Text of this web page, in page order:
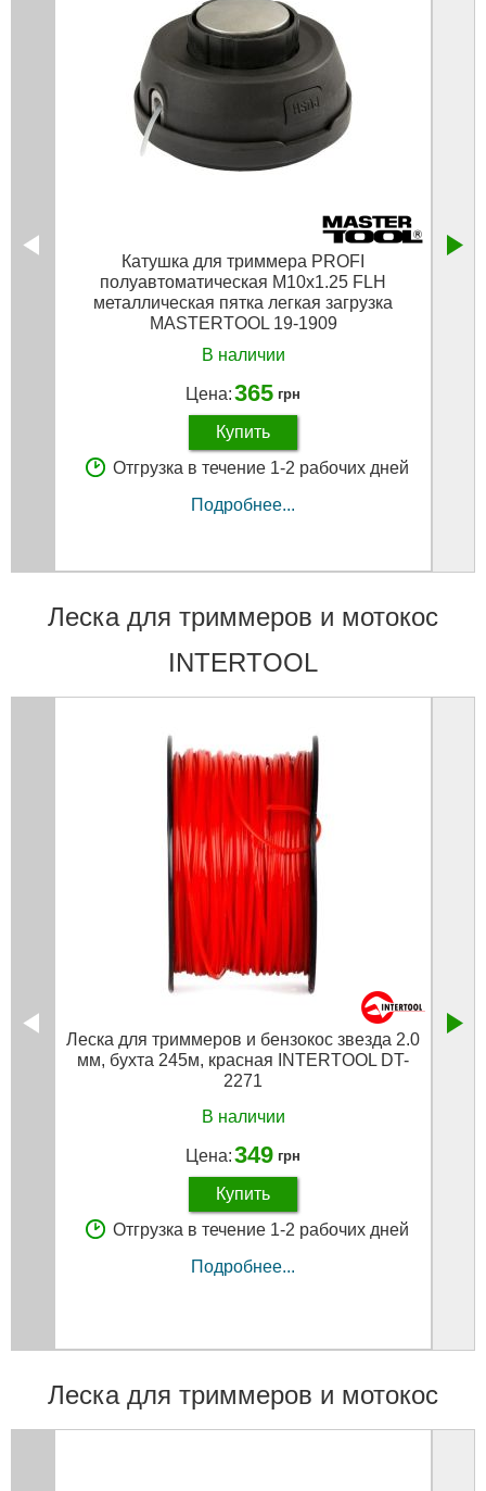
Катушка для триммера PROFI
полуавтоматическая M10х1.25 FLH
металлическая пятка легкая загрузка
MASTERTOOL 19-1909
В наличии
Цена:365 грн
Купить
Отгрузка в течение 1-2 рабочих дней
Подробнее...
Леска для триммеров и мотокос
INTERTOOL
Леска для триммеров и бензокос звезда 2.0
мм, бухта 245м, красная INTERTOOL DT-
2271
В наличии
Цена:349 грн
Купить
Отгрузка в течение 1-2 рабочих дней
Подробнее...
Леска для триммеров и мотокос